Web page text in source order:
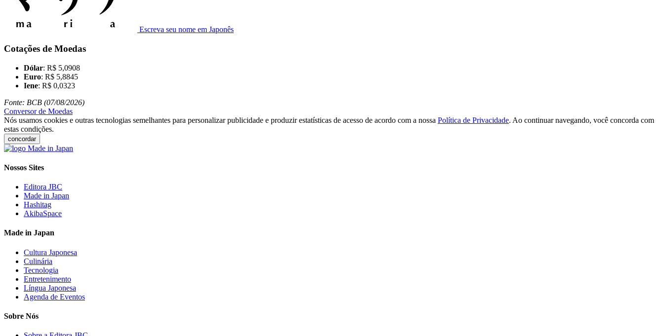
Escreva seu nome em Japonês
Cotações de Moedas
Dólar: R$ 5,0908
Euro: R$ 5,8845
Iene: R$ 0,0323
Fonte: BCB (07/08/2026)
Conversor de Moedas
Nós usamos cookies e outras tecnologias semelhantes para personalizar publicidade e produzir estatísticas de acesso de acordo com a nossa Política de Privacidade. Ao continuar navegando, você concorda com
estas condições.
concordar
Nossos Sites
Editora JBC
Made in Japan
Hashitag
AkibaSpace
Made in Japan
Cultura Japonesa
Culinária
Tecnologia
Entretenimento
Língua Japonesa
Agenda de Eventos
Sobre Nós